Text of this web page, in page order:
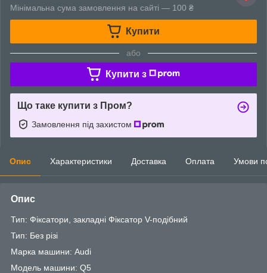
Мінімальна сума замовлення на сайті — 100 ₴
Купити
або
Купити з
Що таке купити з Пром?
Замовлення під захистом
Опис Характеристики Доставка Оплата Умови
Опис
Тип: Фіксатори, закладні Фіксатор V-подібний
Тип: Без різі
Марка машини: Audi
Модель машини: Q5